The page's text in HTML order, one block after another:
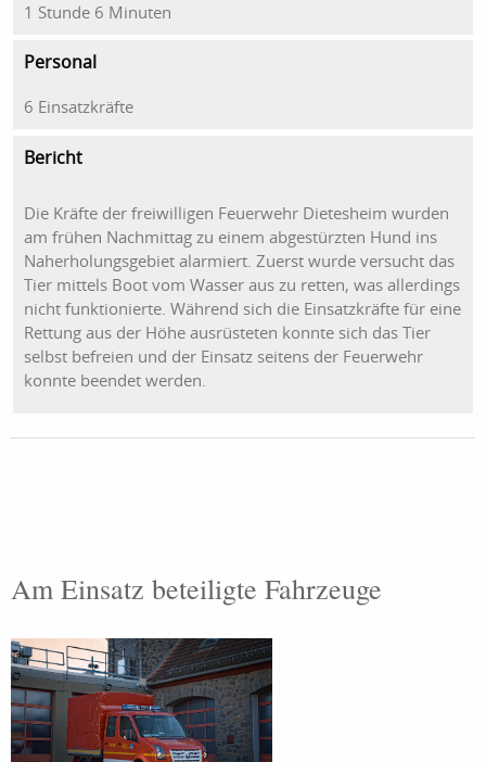
1 Stunde 6 Minuten
Personal
6 Einsatzkräfte
Bericht
Die Kräfte der freiwilligen Feuerwehr Dietesheim wurden
am frühen Nachmittag zu einem abgestürzten Hund ins
Naherholungsgebiet alarmiert. Zuerst wurde versucht das
Tier mittels Boot vom Wasser aus zu retten, was allerdings
nicht funktionierte. Während sich die Einsatzkräfte für eine
Rettung aus der Höhe ausrüsteten konnte sich das Tier
selbst befreien und der Einsatz seitens der Feuerwehr
konnte beendet werden.
Am Einsatz beteiligte Fahrzeuge